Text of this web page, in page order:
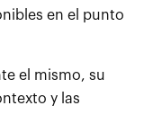
en el punto
el mismo, su
y las